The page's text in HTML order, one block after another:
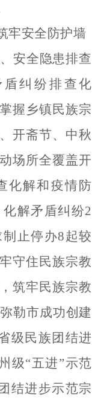
牢安全防护墙
安全隐患排查
纠纷排查化
握乡镇民族宗
开斋节、中秋
场所全覆盖开
化解和疫情防
解矛盾纠纷2
止停办8起较
守住民族宗教
筑牢民族宗教
勒市成功创建
级民族团结进
级“五进”示范
结进步示范宗